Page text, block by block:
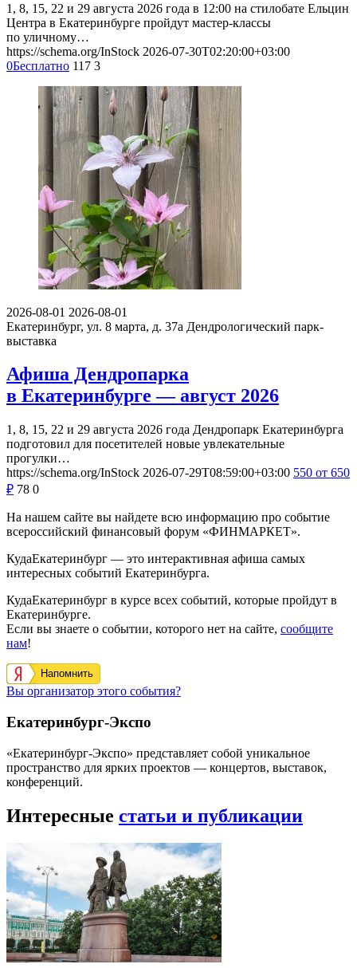
1, 8, 15, 22 и 29 августа 2026 года в 12:00 на стилобате Ельцин
Центра в Екатеринбурге пройдут мастер-классы
по уличному…
https://schema.org/InStock 2026-07-30T02:20:00+03:00
0Бесплатно 117 3
2026-08-01 2026-08-01
Екатеринбург, ул. 8 марта, д. 37а Дендрологический парк-
выставка
Афиша Дендропарка
в Екатеринбурге — август 2026
1, 8, 15, 22 и 29 августа 2026 года Дендропарк Екатеринбурга
подготовил для посетителей новые увлекательные
прогулки…
https://schema.org/InStock 2026-07-29T08:59:00+03:00 550 от 650
₽ 78 0
На нашем сайте вы найдете всю информацию про событие
всероссийский финансовый форум «ФИНМАРКЕТ».
КудаЕкатеринбург — это интерактивная афиша самых
интересных событий Екатеринбурга.
КудаЕкатеринбург в курсе всех событий, которые пройдут в
Екатеринбурге.
Если вы знаете о событии, которого нет на сайте, сообщите
нам!
Напомнить
Вы организатор этого события?
Екатеринбург-Экспо
«Екатеринбург-Экспо» представляет собой уникальное
пространство для ярких проектов — концертов, выставок,
конференций.
Интересные статьи и публикации